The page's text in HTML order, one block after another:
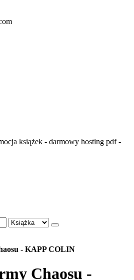
książek - darmowy hosting pdf -
- KAPP COLIN
Chaosu -